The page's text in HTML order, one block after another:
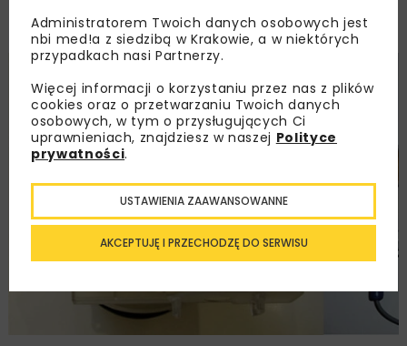
magistralnych, w tym wykrywania jej strat.
Administratorem Twoich danych osobowych jest
nbi med!a z siedzibą w Krakowie, a w niektórych
przypadkach nasi Partnerzy.
Więcej informacji o korzystaniu przez nas z plików
cookies oraz o przetwarzaniu Twoich danych
osobowych, w tym o przysługujących Ci
uprawnieniach, znajdziesz w naszej Polityce
prywatności.
AKCEPTUJĘ I PRZECHODZĘ DO SERWISU
USTAWIENIA ZAAWANSOWANNE